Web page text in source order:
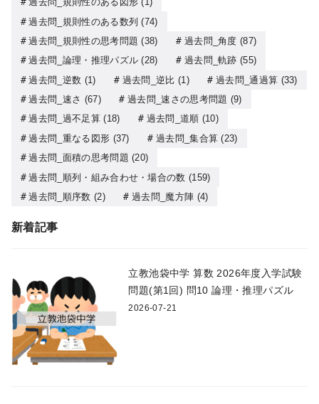
過去問_規則性のある数列 (74)
過去問_規則性の思考問題 (38) 過去問_角度 (87)
過去問_論理・推理パズル (28) 過去問_軌跡 (55)
過去問_逆数 (1) 過去問_逆比 (1) 過去問_通過算 (33)
過去問_速さ (67) 過去問_速さの思考問題 (9)
過去問_過不足算(18) 過去問_道順 (10)
過去問_重なる図形 (37) 過去問_集合算 (23)
過去問_面積の思考問題 (20)
過去問_順列・組み合わせ・場合の数 (159)
過去問_順序数 (2) 過去問_魔方陣 (4)
新着記事
立教池袋中学 算数 2026年度入学試験
問題(第1回) 問10 論理・推理パズル
2026-07-21